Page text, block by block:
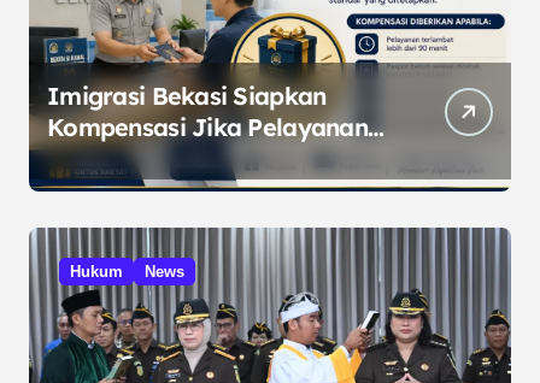
Imigrasi Bekasi Siapkan
Kompensasi Jika Pelayanan
Melampaui Standar
Hukum News